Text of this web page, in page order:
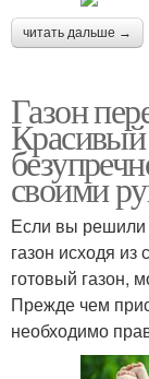
читать дальше →
Газон
Красивый
своими
Если вы решили
газон исходя из
готовый газон,
Прежде чем
необходимо